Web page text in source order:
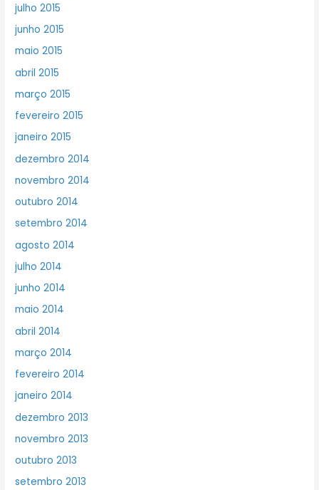
julho 2015
junho 2015
maio 2015
abril 2015
março 2015
fevereiro 2015
janeiro 2015
dezembro 2014
novembro 2014
outubro 2014
setembro 2014
agosto 2014
julho 2014
junho 2014
maio 2014
abril 2014
março 2014
fevereiro 2014
janeiro 2014
dezembro 2013
novembro 2013
outubro 2013
setembro 2013